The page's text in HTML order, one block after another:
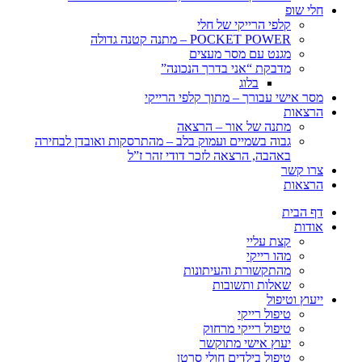
חלי שופ
קלפי הרייקי של חלי
POCKET POWER – מתנה קטנה גדולה
מגנט עם מסר מעצים
מדבקת “אני בדרך הנכונה”
בלוג
מסר אישי עבורך – מתוך קלפי הרייקי
הרצאות
מתנה של אור – הרצאה
גבוה בשמיים ועמוק בלב – מהתרסקות ואובדן לבחירה
באהבה, הרצאה לזכר דודי זהר ז”ל
צרו קשר
הרצאות
דף הבית
אודות
קצת עליי
מהו רייקי
מהתקשורת והעיתונות
שאלות ותשובות
ייעוץ וטיפול
טיפול רייקי
טיפול רייקי מרחוק
יעוץ אישי מתוקשר
טיפול בילדים חולי סרטן